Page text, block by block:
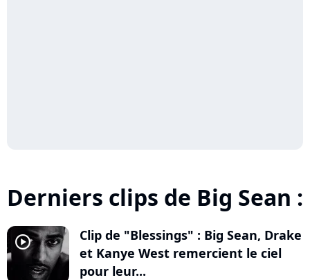
Derniers clips de Big Sean :
player2
Clip de "Blessings" : Big Sean, Drake
et Kanye West remercient le ciel
pour leur...